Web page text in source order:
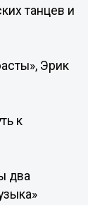
танцев и
Эрик
к
два